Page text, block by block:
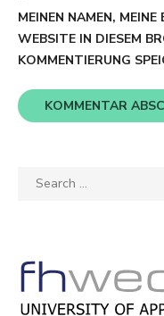
MEINEN NAMEN,
WEBSITE IN DIESEM
KOMMENTIERUNG
Search